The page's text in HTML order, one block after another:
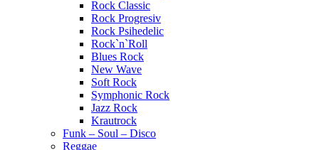
Rock Classic
Rock Progresiv
Rock Psihedelic
Rock`n`Roll
Blues Rock
New Wave
Soft Rock
Symphonic Rock
Jazz Rock
Krautrock
Funk – Soul – Disco
Reggae